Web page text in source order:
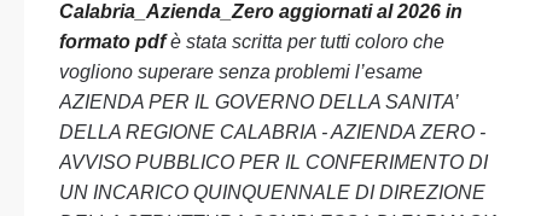
Calabria_Azienda_Zero aggiornati al 2026 in
formato pdfè stata scritta per tutti coloro che
vogliono superare senza problemi l’esame
AZIENDA PER IL GOVERNO DELLA SANITA’
DELLA REGIONE CALABRIA - AZIENDA ZERO -
AVVISO PUBBLICO PER IL CONFERIMENTO DI
UN INCARICO QUINQUENNALE DI DIREZIONE